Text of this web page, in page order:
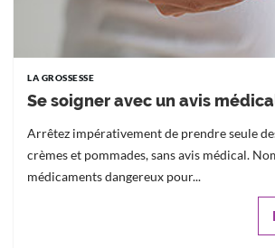
LA GROSSESSE
Se soigner avec un avis
Arrêtez impérativement de prendre seule
crèmes et pommades, sans avis médical.
médicaments dangereux pour...